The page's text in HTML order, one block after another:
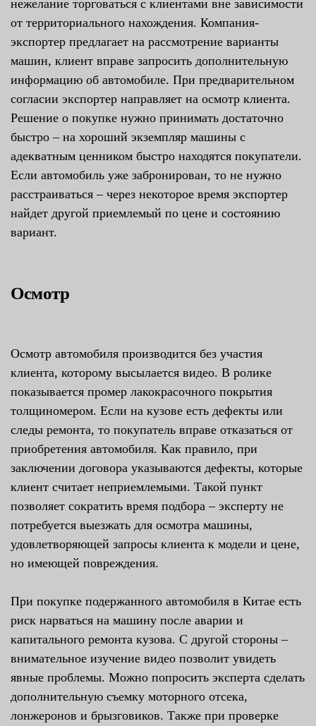
нежелание торговаться с клиентами вне зависимости
от территориального нахождения. Компания-
экспортер предлагает на рассмотрение варианты
машин, клиент вправе запросить дополнительную
информацию об автомобиле. При предварительном
согласии экспортер направляет на осмотр клиента.
Решение о покупке нужно принимать достаточно
быстро – на хороший экземпляр машины с
адекватным ценником быстро находятся покупатели.
Если автомобиль уже забронирован, то не нужно
расстраиваться – через некоторое время экспортер
найдет другой приемлемый по цене и состоянию
вариант.
Осмотр
Осмотр автомобиля производится без участия
клиента, которому высылается видео. В ролике
показывается промер лакокрасочного покрытия
толщиномером. Если на кузове есть дефекты или
следы ремонта, то покупатель вправе отказаться от
приобретения автомобиля. Как правило, при
заключении договора указываются дефекты, которые
клиент считает неприемлемыми. Такой пункт
позволяет сократить время подбора – эксперту не
потребуется выезжать для осмотра машины,
удовлетворяющей запросы клиента к модели и цене,
но имеющей повреждения.
При покупке подержанного автомобиля в Китае есть
риск нарваться на машину после аварии и
капитального ремонта кузова. С другой стороны –
внимательное изучение видео позволит увидеть
явные проблемы. Можно попросить эксперта сделать
дополнительную съемку моторного отсека,
лонжеронов и брызговиков. Также при проверке